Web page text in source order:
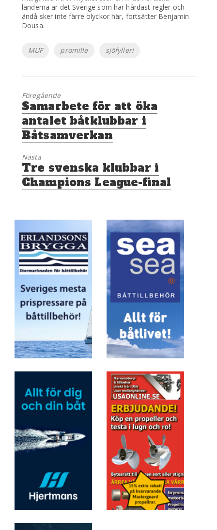
länderna är det Sverige som har hårdast regler och
ändå sker inte färre olyckor här, fortsätter Benjamin
Dousa.
Etiketter
MUF promille sjöfylleri
Föregående
Föregående
inlägg:
Samarbete för att öka
antalet båtklubbar i
Båtsamverkan
Nästa
Nästa
inlägg:
Tre svenska klubbar i
Champions League-final